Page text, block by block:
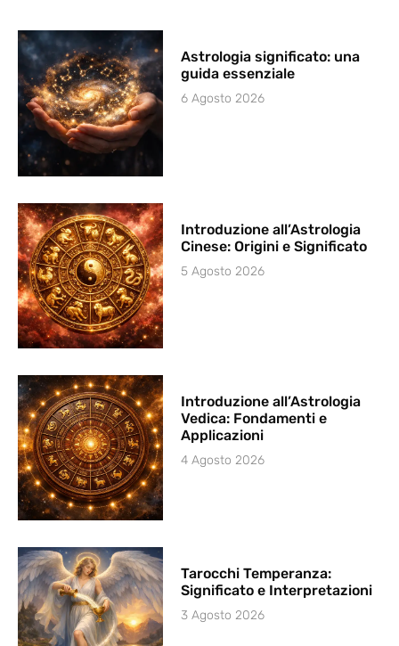
Astrologia significato: una
guida essenziale
6 Agosto 2026
Introduzione all’Astrologia
Cinese: Origini e Significato
5 Agosto 2026
Introduzione all’Astrologia
Vedica: Fondamenti e
Applicazioni
4 Agosto 2026
Tarocchi Temperanza:
Significato e Interpretazioni
3 Agosto 2026